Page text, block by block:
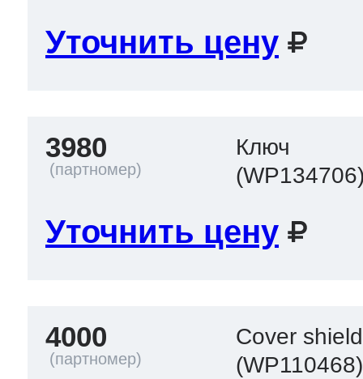
Уточнить цену
3980
Ключ
Уточнить цену
4000
Cover shield
(WP110468)